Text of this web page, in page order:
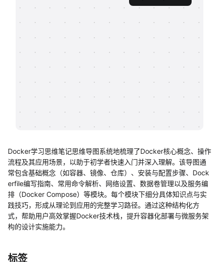
Docker学习思维笔记思维导图系统地梳理了Docker核心概念、操作
流程及其应用场景，以助于初学者快速入门并深入理解。该导图通
常包含基础概念（如容器、镜像、仓库）、安装与配置步骤、Dock
erfile编写指南、常用命令解析、网络设置、数据卷管理以及服务编
排（Docker Compose）等模块。每个模块下细分具体知识点与实
践技巧，形成从理论到应用的完整学习路径。通过这种结构化方
式，帮助用户高效掌握Docker技术栈，提升容器化部署与微服务架
构的设计实施能力。
标签